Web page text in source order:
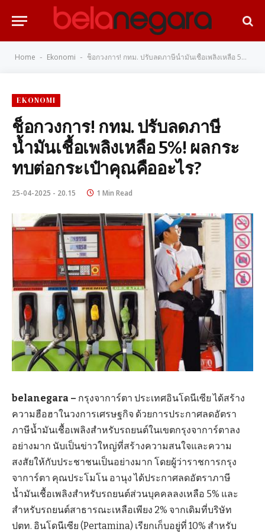
Home - Ekonomi - ช็อกวงการ! กทม. ปรับลดภาษีน้ำมันเชื้อเพลิงเหลือ 5%! ผลกระทบต่อกระเป๋าคุณคืออะไร?
EKONOMI
ช็อกวงการ! กทม. ปรับลดภาษี
น้ำมันเชื้อเพลิงเหลือ 5%! ผลกระ
ทบต่อกระเป๋าคุณคืออะไร?
25-04-2025 - 20.15 1 Min Read
belanegara – กรุงจาการ์ตา ประเทศอินโดนีเซีย ได้สร้าง
ความฮือฮาในวงการเศรษฐกิจ ด้วยการประกาศลดอัตรา
ภาษีน้ำมันเชื้อเพลิงสำหรับรถยนต์ในเขตกรุงจาการ์ตาลง
อย่างมาก นับเป็นข่าวใหญ่ที่สร้างความสนใจและความ
สงสัยให้กับประชาชนเป็นอย่างมาก โดยผู้ว่าราชการกรุง
จาการ์ตา คุณประโมโน อานุง ได้ประกาศลดอัตราภาษี
น้ำมันเชื้อเพลิงสำหรับรถยนต์ส่วนบุคคลลงเหลือ 5% และ
สำหรับรถยนต์สาธารณะเหลือเพียง 2% จากเดิมที่บริษัท
ปตท. อินโดนีเซีย (Pertamina) เรียกเก็บอยู่ที่ 10% สำหรับ